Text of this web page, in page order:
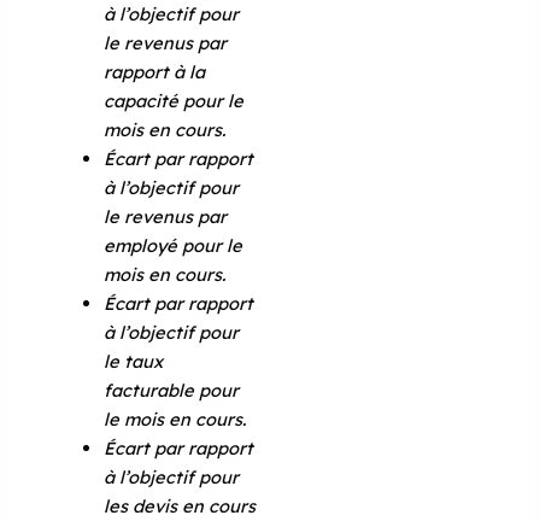
à l’objectif pour
le revenus par
rapport à la
capacité pour le
mois en cours.
Écart par rapport
à l’objectif pour
le revenus par
employé pour le
mois en cours.
Écart par rapport
à l’objectif pour
le taux
facturable pour
le mois en cours.
Écart par rapport
à l’objectif pour
les devis en cours